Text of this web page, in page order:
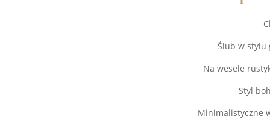
Ślub w stylu
Na wesele
Styl
Minimalistyczne